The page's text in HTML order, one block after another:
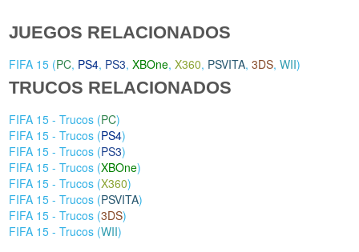
JUEGOS RELACIONADOS
FIFA 15 (PC, PS4, PS3,XBOne,X360, PSVITA,3DS,WII)
TRUCOS RELACIONADOS
FIFA 15 - Trucos (PC)
FIFA 15 - Trucos (PS4)
FIFA 15 - Trucos (PS3)
FIFA 15 - Trucos (XBOne)
FIFA 15 - Trucos (X360)
FIFA 15 - Trucos (PSVITA)
FIFA 15 - Trucos (3DS)
FIFA 15 - Trucos (WII)